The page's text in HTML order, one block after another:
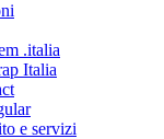
.italia
Italia
e servizi